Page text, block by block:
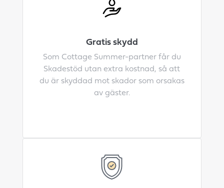
Gratis skydd
Som Cottage Summer-partner får du
Skadestöd utan extra kostnad, så att
du är skyddad mot skador som orsakas
av gäster.